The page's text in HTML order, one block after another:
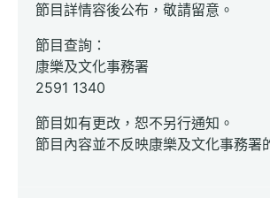
節目詳情容後公布，敬請留意。
節目查詢：
康樂及文化事務署
2591 1340
節目如有更改，恕不另行通知。
節目內容並不反映康樂及文化事務署